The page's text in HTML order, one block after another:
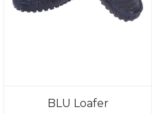
BLU Loafer